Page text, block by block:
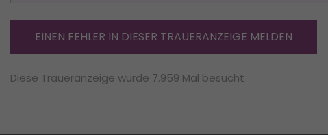
EINEN FEHLER IN DIESER TRAUERANZEIGE MELDEN
Diese Traueranzeige wurde 7.959 Mal besucht